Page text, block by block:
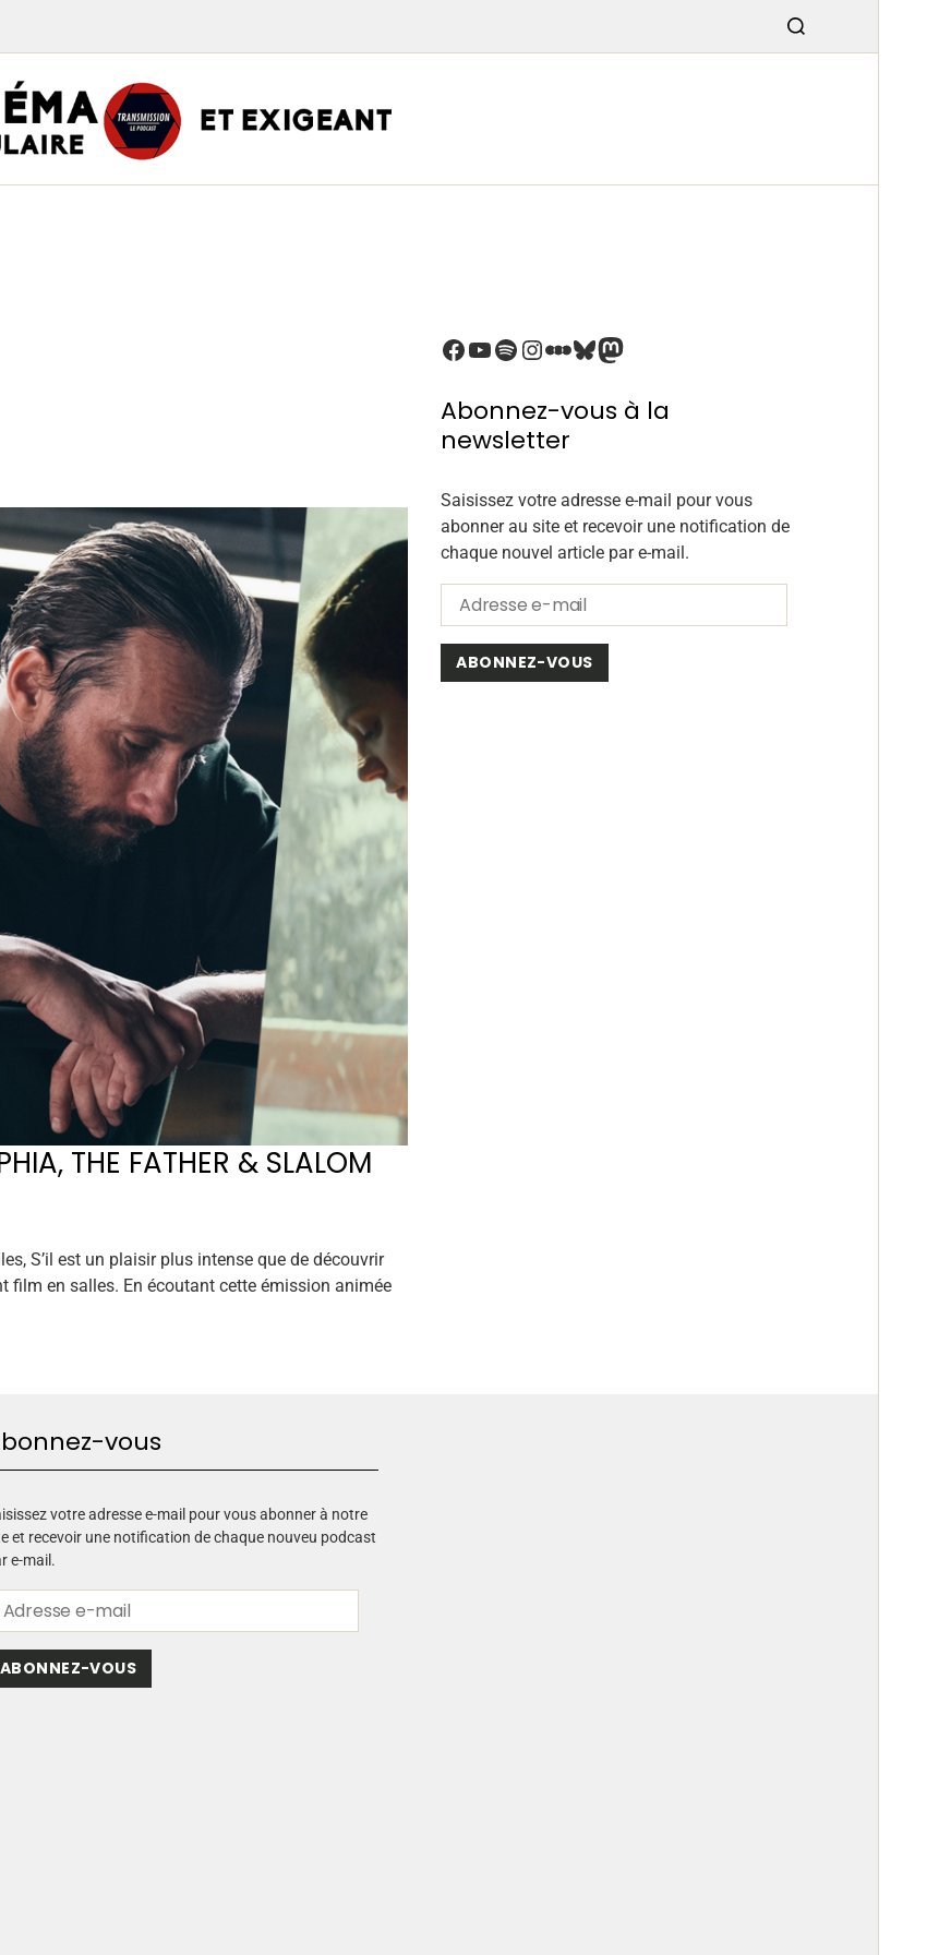
TRANSMISSIO
THE FATHER & SLALOM
S’il est un plaisir plus intense que de découvrir
film en salles. En écoutant cette émission animée
Abonnez-vous à la
newsletter
Saisissez votre adresse e-mail pour vous
abonner au site et recevoir une notification de
chaque nouvel article par e-mail.
ABONNEZ-VOUS
vous
votre adresse e-mail pour vous abonner à notre
et recevoir une notification de chaque nouveu podcast
e-mail.
ABONNEZ-VOUS